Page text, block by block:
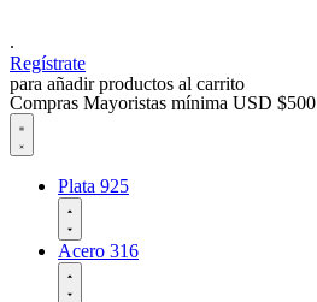
.
Regístrate
para añadir productos al carrito
Compras Mayoristas mínima USD $500
Plata 925
Acero 316